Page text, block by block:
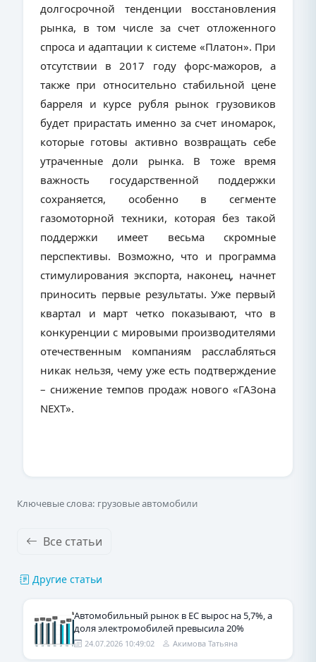
долгосрочной тенденции восстановления
рынка, в том числе за счет отложенного
спроса и адаптации к системе «Платон». При
отсутствии в 2017 году форс-мажоров, а
также при относительно стабильной цене
барреля и курсе рубля рынок грузовиков
будет прирастать именно за счет иномарок,
которые готовы активно возвращать себе
утраченные доли рынка. В тоже время
важность государственной поддержки
сохраняется, особенно в сегменте
газомоторной техники, которая без такой
поддержки имеет весьма скромные
перспективы. Возможно, что и программа
стимулирования экспорта, наконец, начнет
приносить первые результаты. Уже первый
квартал и март четко показывают, что в
конкуренции с мировыми производителями
отечественным компаниям расслабляться
никак нельзя, чему уже есть подтверждение
– снижение темпов продаж нового «ГАЗона
NEXT».
Ключевые слова: грузовые автомобили
Все статьи
Другие статьи
Автомобильный рынок в ЕС вырос на 5,7%, а
доля электромобилей превысила 20%
24.07.2026 10:49:02 Акимова Татьяна